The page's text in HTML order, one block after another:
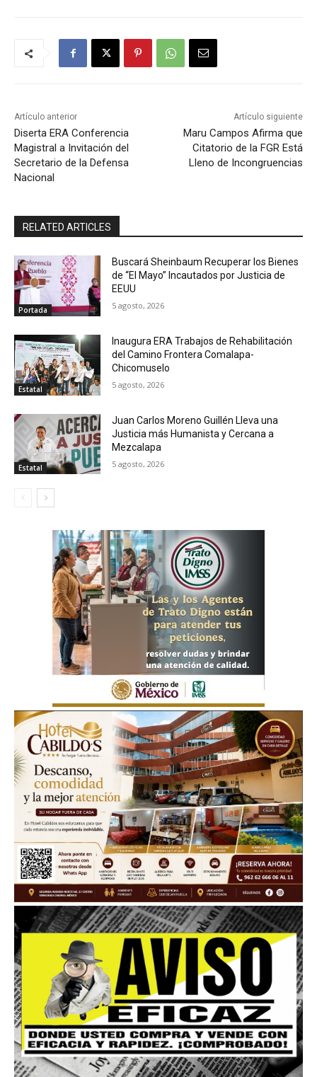
Artículo anterior
Diserta ERA Conferencia
Magistral a Invitación del
Secretario de la Defensa
Nacional
Artículo siguiente
Maru Campos Afirma que
Citatorio de la FGR Está
Lleno de Incongruencias
RELATED ARTICLES
Portada
Buscará Sheinbaum Recuperar los Bienes
de “El Mayo” Incautados por Justicia de
EEUU
5 agosto, 2026
Estatal
Inaugura ERA Trabajos de Rehabilitación
del Camino Frontera Comalapa-
Chicomuselo
5 agosto, 2026
Estatal
Juan Carlos Moreno Guillén Lleva una
Justicia más Humanista y Cercana a
Mezcalapa
5 agosto, 2026